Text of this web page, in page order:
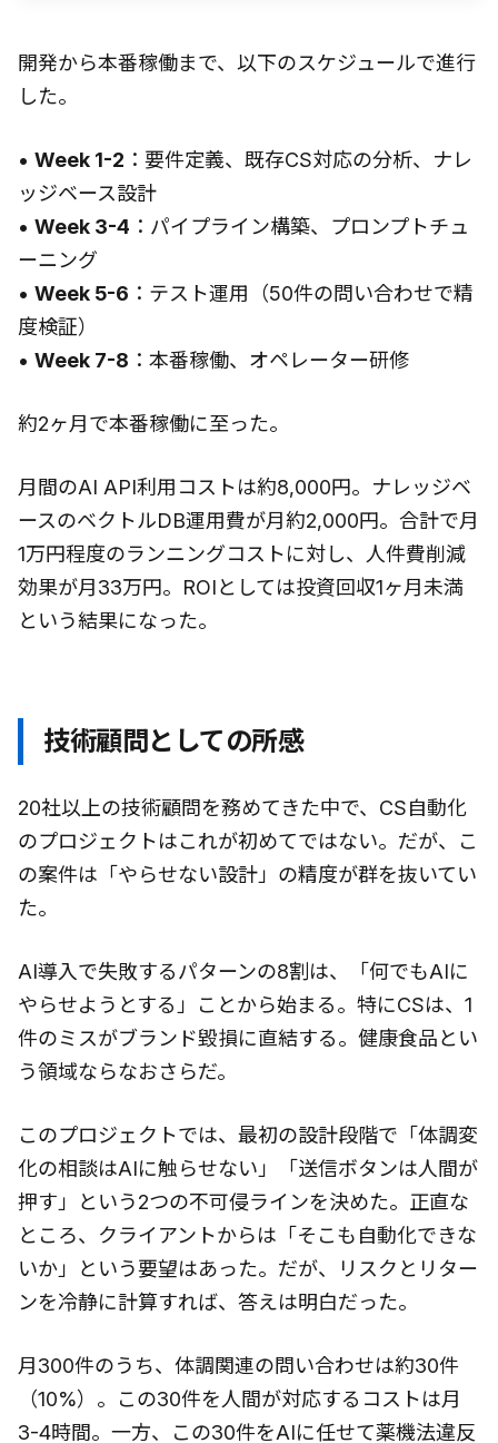
開発から本番稼働まで、以下のスケジュールで進行
した。
• Week 1-2 ：要件定義、既存CS対応の分析、ナレ
ッジベース設計
• Week 3-4 ：パイプライン構築、プロンプトチュ
ーニング
• Week 5-6 ：テスト運用（50件の問い合わせで精
度検証）
• Week 7-8 ：本番稼働、オペレーター研修
約2ヶ月で本番稼働に至った。
月間のAI API利用コストは約8,000円。ナレッジベ
ースのベクトルDB運用費が月約2,000円。合計で月
1万円程度のランニングコストに対し、人件費削減
効果が月33万円。ROIとしては投資回収1ヶ月未満
という結果になった。
技術顧問としての所感
20社以上の技術顧問を務めてきた中で、CS自動化
のプロジェクトはこれが初めてではない。だが、こ
の案件は「やらせない設計」の精度が群を抜いてい
た。
AI導入で失敗するパターンの8割は、「何でもAIに
やらせようとする」ことから始まる。特にCSは、1
件のミスがブランド毀損に直結する。健康食品とい
う領域ならなおさらだ。
このプロジェクトでは、最初の設計段階で「体調変
化の相談はAIに触らせない」「送信ボタンは人間が
押す」という2つの不可侵ラインを決めた。正直な
ところ、クライアントからは「そこも自動化できな
いか」という要望はあった。だが、リスクとリター
ンを冷静に計算すれば、答えは明白だった。
月300件のうち、体調関連の問い合わせは約30件
（10%）。この30件を人間が対応するコストは月
3-4時間。一方、この30件をAIに任せて薬機法違反